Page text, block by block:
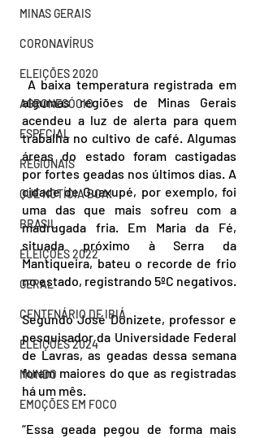
MINAS GERAIS
CORONAVÍRUS
ELEIÇÕES 2020
AGRONEGÓCIO
ESPECIAL
REGIONAIS
QUE NOTÍCIA BOA!
BRASIL
ELEIÇÕES 2022
GERAL
CENTENÁRIO DE IBIÁ
ELEIÇÕES 2024
MUNDO
EMOÇÕES EM FOCO
algumas regiões de Minas Gerais
acendeu a luz de alerta para quem
trabalha no cultivo de café. Algumas
áreas do estado foram castigadas
por fortes geadas nos últimos dias. A
cidade de Guaxupé, por exemplo, foi
uma das que mais sofreu com a
madrugada fria. Em Maria da Fé,
situada próximo à Serra da
Mantiqueira, bateu o recorde de frio
no estado, registrando 5ºC negativos.
Segundo José Donizete, professor e
pesquisador da Universidade Federal
de Lavras, as geadas dessa semana
foram maiores do que as registradas
há um mês.
“Essa geada pegou de forma mais